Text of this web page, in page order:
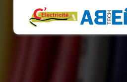
Panneau de gestion des cookies